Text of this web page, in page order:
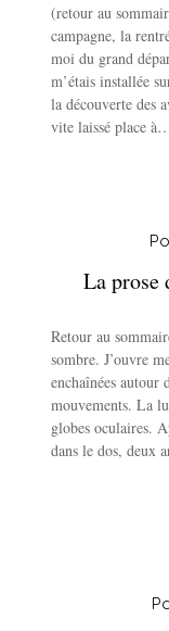
(retour au
campagne, la
moi du grand
m’étais installée
la découverte des
vite laissé place à…
La prose
Retour au
sombre. J’ouvre
enchaînées autour
mouvements. La
globes oculaires.
dans le dos, deux